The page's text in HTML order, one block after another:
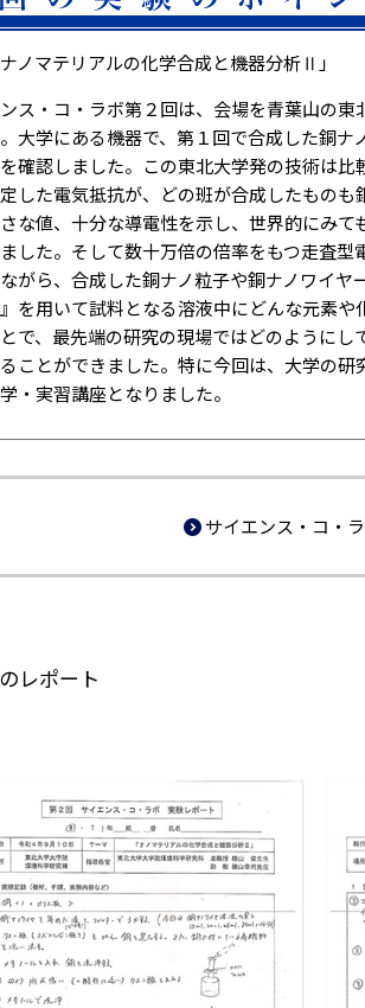
ノマテリアルの化学合成と機器分析Ⅱ」
ス・コ・ラボ第２回は、会場を青葉山の
大学にある機器で、第１回で合成した銅
確認しました。この東北大学発の技術は比
した電気抵抗が、どの班が合成したもの
な値、十分な導電性を示し、世界的にみ
した。そして数十万倍の倍率をもつ走査
がら、合成した銅ナノ粒子や銅ナノワイ
を用いて試料となる溶液中にどんな元素
で、最先端の研究の現場ではどのように
ことができました。特に今回は、大学の
・実習講座となりました。
サイエンス・コ・
レポート